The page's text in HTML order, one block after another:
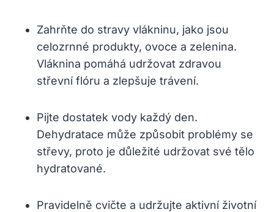
Zahrňte do stravy vlákninu, jako jsou
celozrnné produkty, ovoce a zelenina.
Vláknina pomáhá udržovat zdravou
střevní flóru a zlepšuje trávení.
Pijte dostatek vody každý den.
Dehydratace může způsobit problémy se
střevy, proto je důležité udržovat své tělo
hydratované.
Pravidelně cvičte a udržujte aktivní životní